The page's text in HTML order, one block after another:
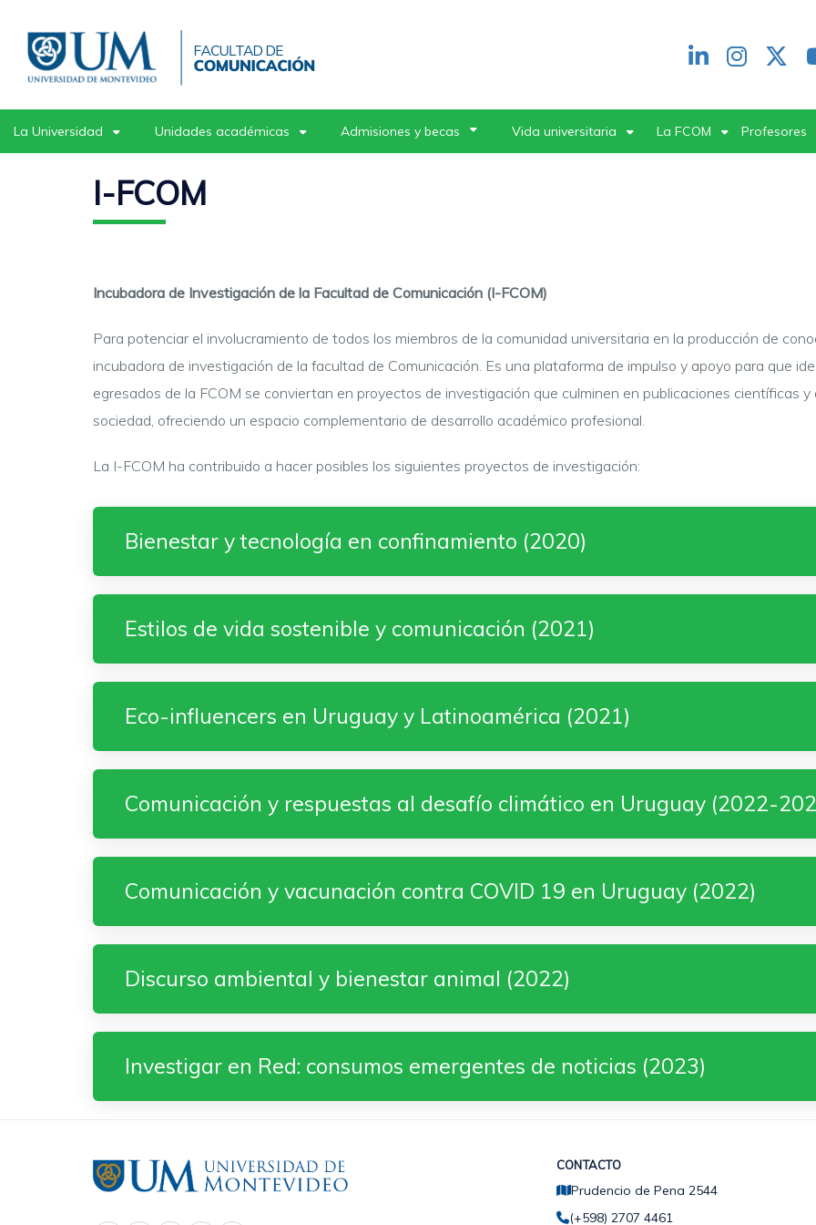
contenido
principal
Redes
header
La Universidad Unidades académicas Admisiones y becas Vida universitaria La FCOM Profesores
I-FCOM
Incubadora de Investigación de la Facultad de Comunicación (I-FCOM)
Para potenciar el involucramiento de todos los miembros de la comunidad universitaria en la producción de
incubadora de investigación de la facultad de Comunicación. Es una plataforma de impulso y apoyo para que
egresados de la FCOM se conviertan en proyectos de investigación que culminen en publicaciones científicas
sociedad, ofreciendo un espacio complementario de desarrollo académico profesional.
La I-FCOM ha contribuido a hacer posibles los siguientes proyectos de investigación:
Bienestar y tecnología en confinamiento (2020)
Estilos de vida sostenible y comunicación (2021)
Eco-influencers en Uruguay y Latinoamérica (2021)
Comunicación y respuestas al desafío climático en Uruguay (2022-
Comunicación y vacunación contra COVID 19 en Uruguay (2022)
Discurso ambiental y bienestar animal (2022)
Investigar en Red: consumos emergentes de noticias (2023)
CONTACTO
Prudencio de Pena 2544
(+598) 2707 4461